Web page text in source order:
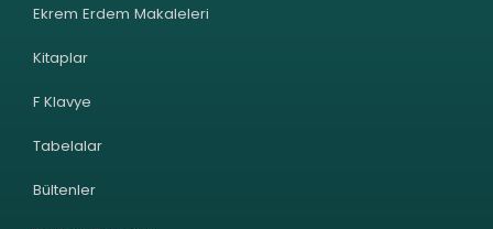
Ekrem Erdem Makaleleri
Kitaplar
F Klavye
Tabelalar
Bültenler